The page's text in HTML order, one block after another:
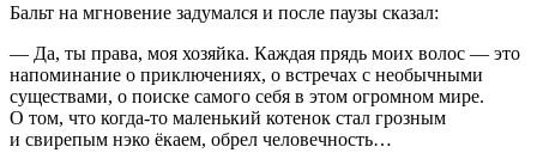
Бальт на мгновение задумался и после паузы сказал:
— Да, ты права, моя хозяйка. Каждая прядь моих волос — это
напоминание о приключениях, о встречах с необычными
существами, о поиске самого себя в этом огромном мире.
О том, что когда-то маленький котенок стал грозным
и свирепым нэко ёкаем, обрел человечность…